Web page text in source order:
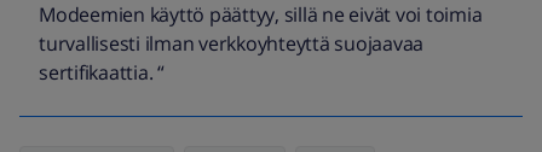
Modeemien käyttö päättyy, sillä ne eivät voi toimia
turvallisesti ilman verkkoyhteyttä suojaavaa
sertifikaattia. “